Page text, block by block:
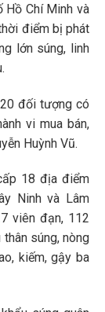
Hồ Chí Minh và
điểm bị phát
lớn súng, linh
đối tượng có
vi mua bán,
Huỳnh Vũ.
18 địa điểm
Ninh và Lâm
viên đạn, 112
súng, nòng
kiếm, gậy ba